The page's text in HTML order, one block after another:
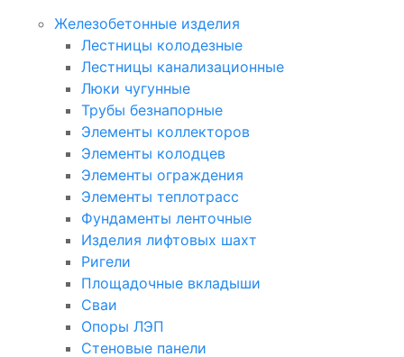
Железобетонные изделия
Лестницы колодезные
Лестницы канализационные
Люки чугунные
Трубы безнапорные
Элементы коллекторов
Элементы колодцев
Элементы ограждения
Элементы теплотрасс
Фундаменты ленточные
Изделия лифтовых шахт
Ригели
Площадочные вкладыши
Сваи
Опоры ЛЭП
Стеновые панели